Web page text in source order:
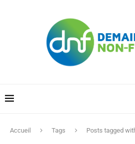
Accueil Tags Posts tagged